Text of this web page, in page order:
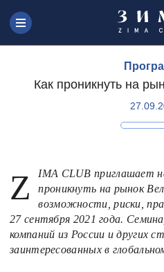
Как проникнуть на
ZIMA CLUB приглашает на онлайн-семинар «Как
проникнуть на рынок
возможности, риски,
27 сентября 2021 года.
компаний из России и других
заинтересованных в